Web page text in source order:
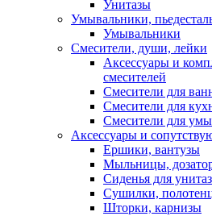
Унитазы
Умывальники,
Умывальники
Смесители, души, лейки
Аксессуары и
смесителей
Смесители для
Смесители для
Смесители для
Аксессуары и
Ершики, вантузы
Мыльницы,
Сиденья для
Сушилки,
Шторки, карнизы